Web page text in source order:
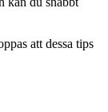
att dessa tips